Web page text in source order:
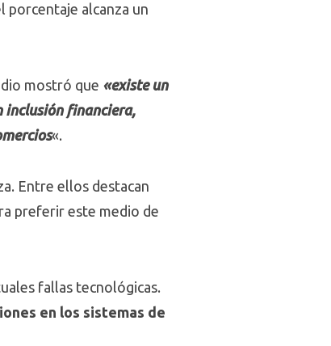
porcentaje alcanza un
mostró que «existe un
inclusión financiera,
«.
Entre ellos destacan
preferir este medio de
fallas tecnológicas.
en los sistemas de